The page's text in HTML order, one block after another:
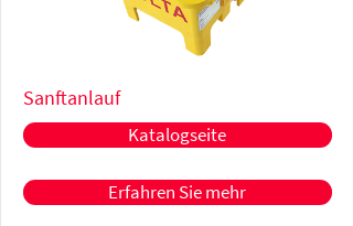
Sanftanlauf
Katalogseite
Erfahren Sie mehr